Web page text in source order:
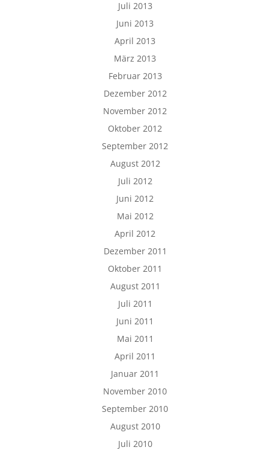
Juli 2013
Juni 2013
April 2013
März 2013
Februar 2013
Dezember 2012
November 2012
Oktober 2012
September 2012
August 2012
Juli 2012
Juni 2012
Mai 2012
April 2012
Dezember 2011
Oktober 2011
August 2011
Juli 2011
Juni 2011
Mai 2011
April 2011
Januar 2011
November 2010
September 2010
August 2010
Juli 2010